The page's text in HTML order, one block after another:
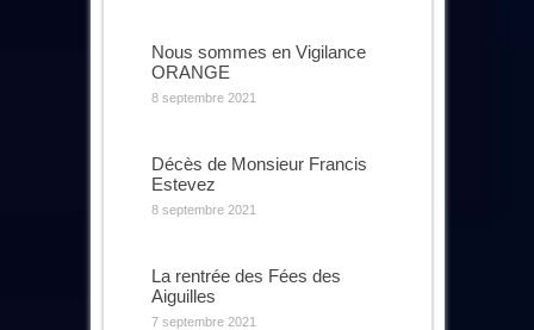
Nous sommes en Vigilance
ORANGE
8 septembre 2021
Décès de Monsieur Francis
Estevez
8 septembre 2021
La rentrée des Fées des
Aiguilles
7 septembre 2021